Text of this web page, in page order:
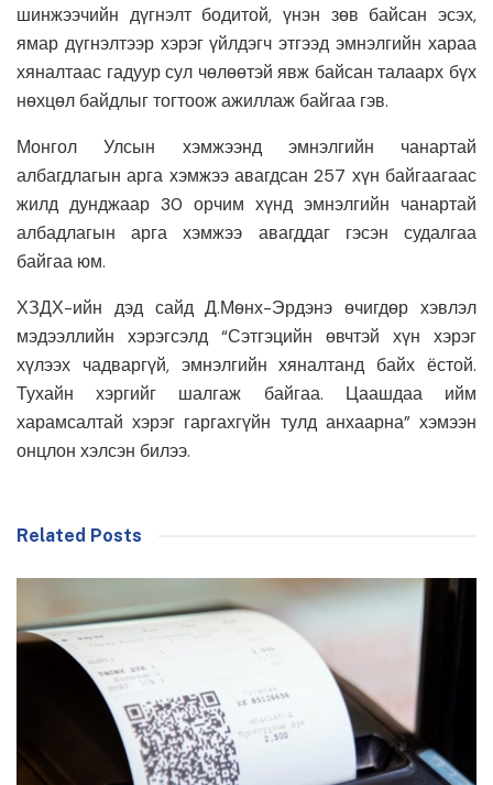
шинжээчийн дүгнэлт бодитой, үнэн зөв байсан эсэх,
ямар дүгнэлтээр хэрэг үйлдэгч этгээд эмнэлгийн хараа
хяналтаас гадуур сул чөлөөтэй явж байсан талаарх бүх
нөхцөл байдлыг тогтоож ажиллаж байгаа гэв.
Монгол Улсын хэмжээнд эмнэлгийн чанартай
албагдлагын арга хэмжээ авагдсан 257 хүн байгаагаас
жилд дунджаар 30 орчим хүнд эмнэлгийн чанартай
албадлагын арга хэмжээ авагддаг гэсэн судалгаа
байгаа юм.
ХЗДХ-ийн дэд сайд Д.Мөнх-Эрдэнэ өчигдөр хэвлэл
мэдээллийн хэрэгсэлд “Сэтгэцийн өвчтэй хүн хэрэг
хүлээх чадваргүй, эмнэлгийн хяналтанд байх ёстой.
Тухайн хэргийг шалгаж байгаа. Цаашдаа ийм
харамсалтай хэрэг гаргахгүйн тулд анхаарна” хэмээн
онцлон хэлсэн билээ.
Related Posts